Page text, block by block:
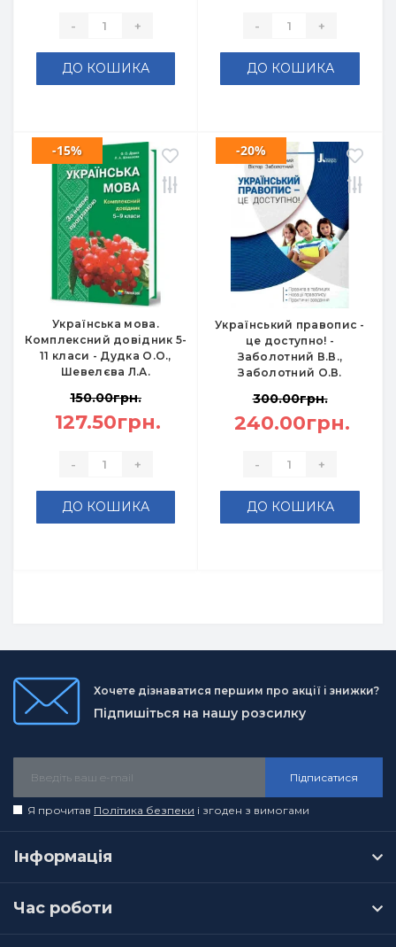
- +
ДО КОШИКА
- +
ДО КОШИКА
Українська мова.
Комплексний довідник 5-
11 класи - Дудка О.О.,
Шевелєва Л.А.
-15%
150.00грн.
127.50грн.
- +
ДО КОШИКА
Український правопис -
це доступно! -
Заболотний В.В.,
Заболотний О.В.
-20%
300.00грн.
240.00грн.
- +
ДО КОШИКА
Хочете дізнаватися першим про акції і знижки?
Підпишіться на нашу розсилку
Підписатися
Я прочитав Політика безпеки і згоден з вимогами
Інформація
Час роботи